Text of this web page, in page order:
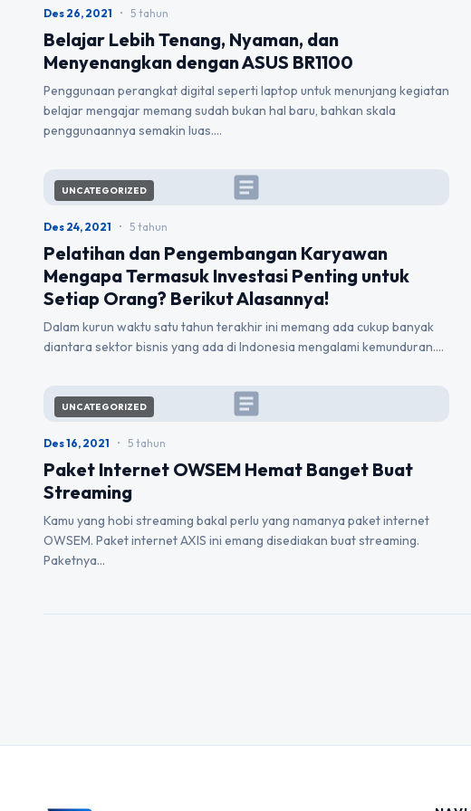
Des 26, 2021 • 5 tahun
Belajar Lebih Tenang, Nyaman, dan
Menyenangkan dengan ASUS BR1100
Penggunaan perangkat digital seperti laptop untuk menunjang kegiatan
belajar mengajar memang sudah bukan hal baru, bahkan skala
penggunaannya semakin luas.…
article
UNCATEGORIZED
Des 24, 2021 • 5 tahun
Pelatihan dan Pengembangan Karyawan
Mengapa Termasuk Investasi Penting untuk
Setiap Orang? Berikut Alasannya!
Dalam kurun waktu satu tahun terakhir ini memang ada cukup banyak
diantara sektor bisnis yang ada di Indonesia mengalami kemunduran.…
article
UNCATEGORIZED
Des 16, 2021 • 5 tahun
Paket Internet OWSEM Hemat Banget Buat
Streaming
Kamu yang hobi streaming bakal perlu yang namanya paket internet
OWSEM. Paket internet AXIS ini emang disediakan buat streaming.
Paketnya…